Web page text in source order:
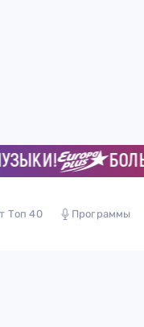
БОЛЬШЕ
Топ 40 Программы